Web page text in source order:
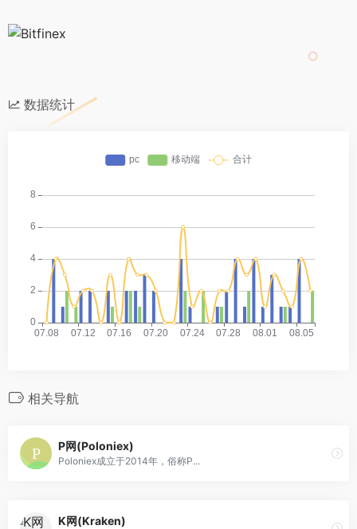
数据统计
相关导航
P网(Poloniex)
Poloniex成立于2014年，俗称P...
K网(Kraken)